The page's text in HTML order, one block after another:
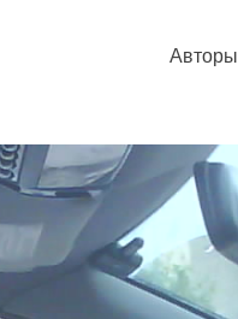
Авторы